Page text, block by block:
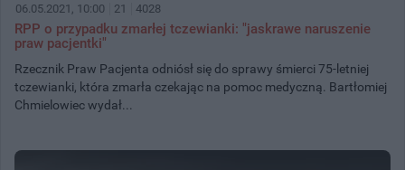
06.05.2021, 10:00 21 4028
RPP o przypadku zmarłej tczewianki: "jaskrawe naruszenie
praw pacjentki"
Rzecznik Praw Pacjenta odniósł się do sprawy śmierci 75-letniej
tczewianki, która zmarła czekając na pomoc medyczną. Bartłomiej
Chmielowiec wydał...